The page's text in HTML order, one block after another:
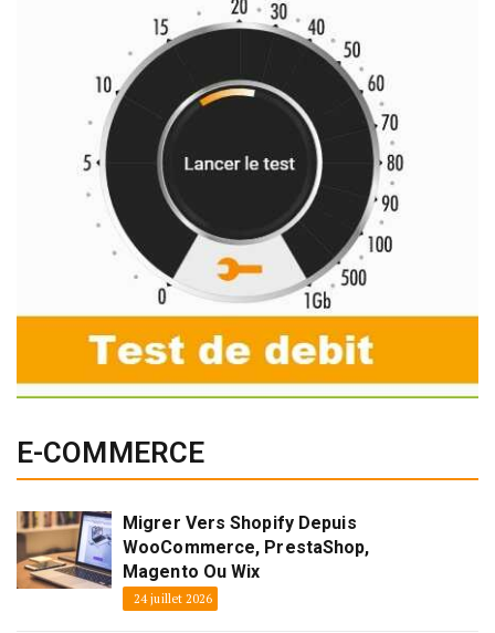
E-COMMERCE
Migrer Vers Shopify Depuis
WooCommerce, PrestaShop,
Magento Ou Wix
24 juillet 2026